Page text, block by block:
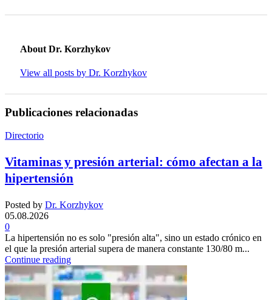
About Dr. Korzhykov
View all posts by Dr. Korzhykov
Publicaciones relacionadas
Directorio
Vitaminas y presión arterial: cómo afectan a la
hipertensión
Posted by Dr. Korzhykov
05.08.2026
0
La hipertensión no es solo "presión alta", sino un estado crónico en
el que la presión arterial supera de manera constante 130/80 m...
Continue reading